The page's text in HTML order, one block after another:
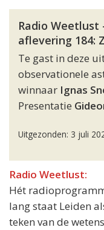
Radio Weetlust
aflevering 184:
Te gast in deze
observationele
winnaar Ignas
Presentatie
Uitgezonden: 3 juli
Radio Weetlust:
Hét
lang staat Leiden
teken van de